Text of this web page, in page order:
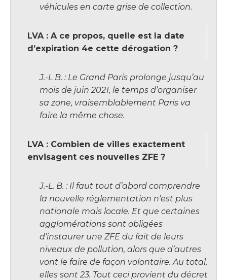
véhicules en carte grise de collection.
LVA : A ce propos, quelle est la date
d’expiration 4e cette dérogation ?
J.-L B. : Le Grand Paris prolonge jusqu’au
mois de juin 2021, le temps d’organiser
sa zone, vraisemblablement Paris va
faire la même chose.
LVA : Combien de villes exactement
envisagent ces nouvelles ZFE ?
J.-L. B. : Il faut tout d’abord comprendre
la nouvelle réglementation n’est plus
nationale mais locale. Et que certaines
agglomérations sont obligées
d’instaurer une ZFE du fait de leurs
niveaux de pollution, alors que d’autres
vont le faire de façon volontaire. Au total,
elles sont 23. Tout ceci provient du décret